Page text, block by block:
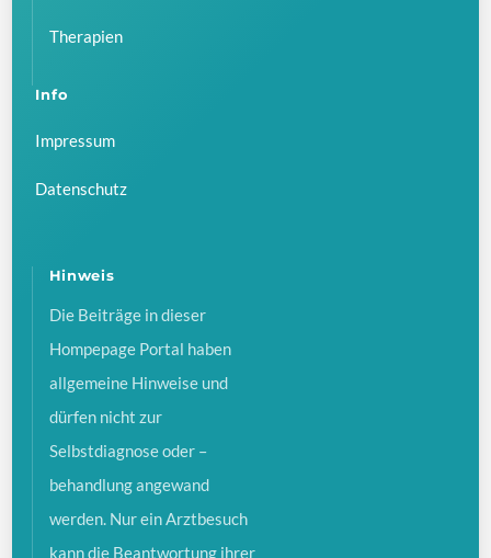
Therapien
Info
Impressum
Datenschutz
Hinweis
Die Beiträge in dieser
Hompepage Portal haben
allgemeine Hinweise und
dürfen nicht zur
Selbstdiagnose oder –
behandlung angewand
werden. Nur ein Arztbesuch
kann die Beantwortung ihrer